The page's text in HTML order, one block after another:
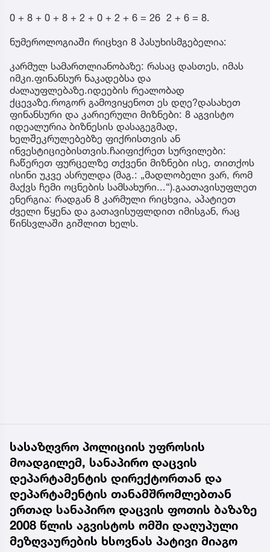
0 + 8 + 0 + 8 + 2 + 0 + 2 + 6 = 26 2 + 6 = 8.
ნუმეროლოგიაში რიცხვი 8 პასუხისმგებელია:
კარმულ სამართლიანობაზე: რასაც დასთეს, იმას
იმკი.ფინანსურ ნაკადებსა და
ძალაუფლებაზე.იდეების რეალობად
ქცევაზე.როგორ გამოვიყენოთ ეს დღე?დასახეთ
ფინანსური და კარიერული მიზნები: 8 აგვისტო
იდეალურია ბიზნესის დასაგეგმად,
ხელშეკრულებებზე ფიქრისთვის ან
ინვესტიციებისთვის.ჩაიფიქრეთ სურვილები:
ჩაწერეთ ფურცელზე თქვენი მიზნები ისე, თითქოს
ისინი უკვე ასრულდა (მაგ.: „მადლობელი ვარ, რომ
მაქვს ჩემი ოცნების სამსახური...“).გაათავისუფლეთ
ენერგია: რადგან 8 კარმული რიცხვია, აპატიეთ
ძველი წყენა და გათავისუფლდით იმისგან, რაც
წინსვლაში გიშლით ხელს.
სასაზღვრო პოლიციის უფროსის
მოადგილემ, სანაპირო დაცვის
დეპარტამენტის დირექტორთან და
დეპარტამენტის თანამშრომლებთან
ერთად სანაპირო დაცვის ფოთის ბაზაზე
2008 წლის აგვისტოს ომში დაღუპული
მეზღვაურების ხსოვნას პატივი მიაგო